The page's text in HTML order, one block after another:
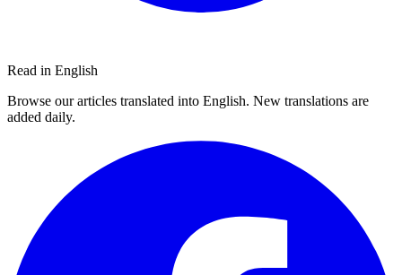
Read in English
Browse our articles translated into English. New translations are
added daily.